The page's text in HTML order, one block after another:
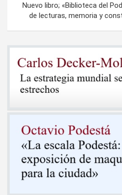
Nuevo libro; «Biblioteca del
de lecturas, memoria y